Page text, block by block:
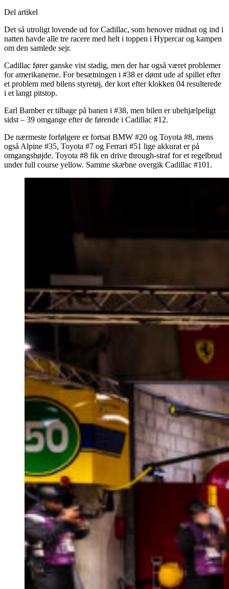
Del artikel
Det så utroligt lovende ud for Cadillac, som henover midnat og ind i
natten havde alle tre racere med helt i toppen i Hypercar og kampen
om den samlede sejr.
Cadillac fører ganske vist stadig, men der har også været problemer
for amerikanerne. For besætningen i #38 er dømt ude af spillet efter
et problem med bilens styretøj, der kort efter klokken 04 resulterede
i et langt pitstop.
Earl Bamber er tilbage på banen i #38, men bilen er ubehjælpeligt
sidst – 39 omgange efter de førende i Cadillac #12.
De nærmeste forfølgere er fortsat BMW #20 og Toyota #8, mens
også Alpine #35, Toyota #7 og Ferrari #51 lige akkurat er på
omgangshøjde. Toyota #8 fik en drive through-straf for et regelbrud
under full course yellow. Samme skæbne overgik Cadillac #101.